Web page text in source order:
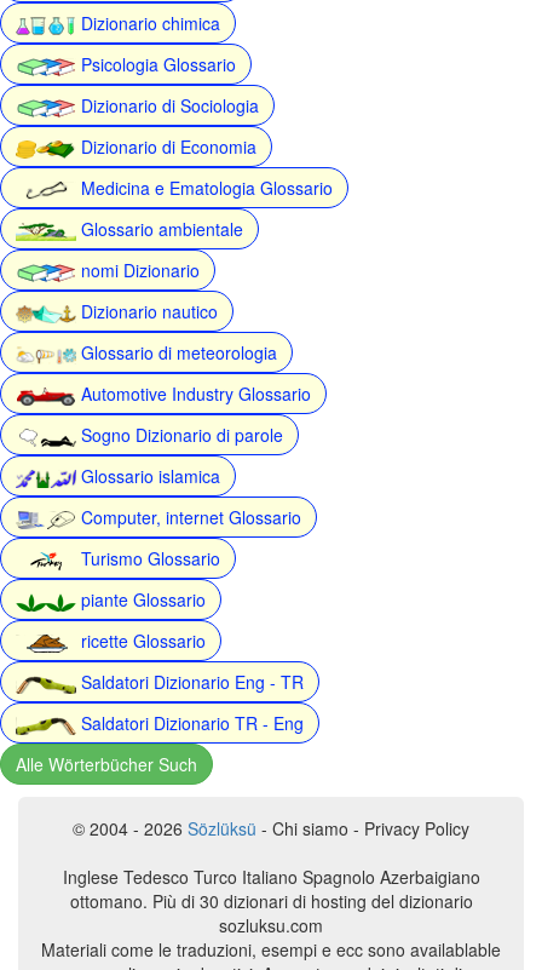
Dizionario chimica
Psicologia Glossario
Dizionario di Sociologia
Dizionario di Economia
Medicina e Ematologia Glossario
Glossario ambientale
nomi Dizionario
Dizionario nautico
Glossario di meteorologia
Automotive Industry Glossario
Sogno Dizionario di parole
Glossario islamica
Computer, internet Glossario
Turismo Glossario
piante Glossario
ricette Glossario
Saldatori Dizionario Eng - TR
Saldatori Dizionario TR - Eng
Alle Wörterbücher Such
© 2004 - 2026 Sözlüksü - Chi siamo - Privacy Policy
Inglese Tedesco Turco Italiano Spagnolo Azerbaigiano
ottomano. Più di 30 dizionari di hosting del dizionario
sozluksu.com
Materiali come le traduzioni, esempi e ecc sono availablable